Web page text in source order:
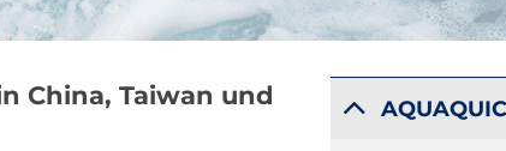
China, Taiwan und